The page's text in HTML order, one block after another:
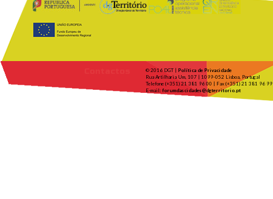
© 2016 DGT | Política de Privacidade
Rua Artilharia Um, 107 | 1099-052 Lisboa, Portugal
Telefone (+351) 21 381 96 00 | Fax (+351) 21 381 96 99
E-mail: forumdascidades@dgterritorio.pt